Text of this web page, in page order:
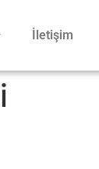
İletişim